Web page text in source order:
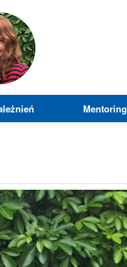
Mentoring